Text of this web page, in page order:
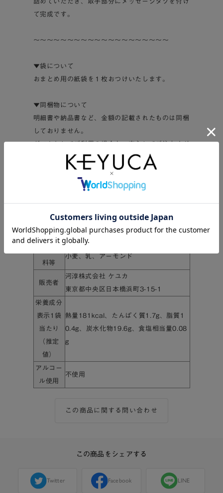
て完成です。
～～～～～～～～～～～～～～～～～～～～
▼袋について
おまとめ用の紙袋を１枚おつけいたします。
▼同梱物について
明細書や納品書など、金額の記載されたものは同梱
しておりません。
ギフトとしてご利用の場合も、安心してご注文くだ
～～～～～～～～～～～～～～～～～～～～
直射日光、高温多湿を避けて保存
賞味期限 発送日から30日以上
料等
小麦、乳、アーモンド
販売者
河淳株式会社 ケユカ
東京都中央区日本橋浜町3-15-1
栄養成分
表示1袋
当たり
（推定
値）
熱量181kcal、たんぱく質1.7g、脂質1
0.4g、炭水化物19.6g、食塩相当量0.08
g
アルコー
ル使用
不使用
この商品に関する問い合わせ
この商品をシェアする
Twitter Facebook LINE